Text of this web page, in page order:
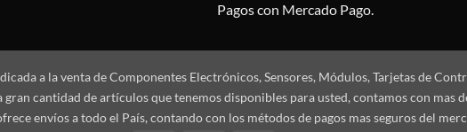
Pagos con Mercado Pago.
a la venta de Componentes Electrónicos, Sensores, Módulos, Tarjetas de
cantidad de artículos que tenemos disponibles para usted, contamos con
envíos a todo el País, contando con los métodos de pagos mas seguros del